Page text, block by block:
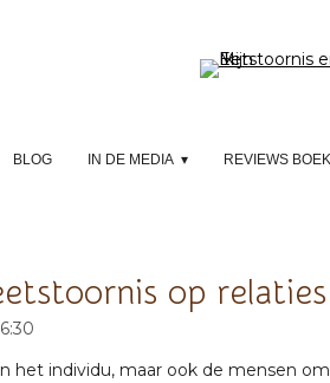
BLOG IN DE MEDIA REVIEWS BOEK
op
het individu, maar ook de mensen